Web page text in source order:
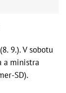
9.). V sobotu
a ministra
SD).